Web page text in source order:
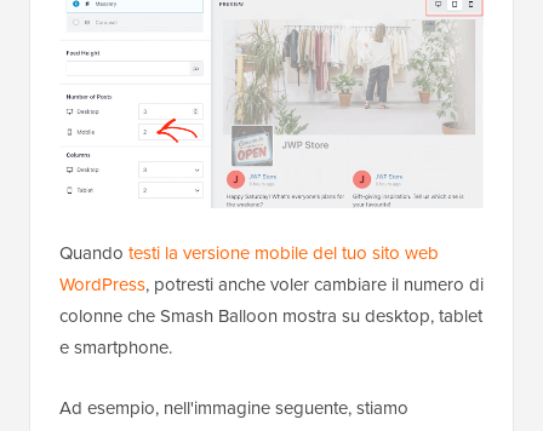
Quando testi la versione mobile del tuo sito web
WordPress, potresti anche voler cambiare il numero di
colonne che Smash Balloon mostra su desktop, tablet
e smartphone.
Ad esempio, nell'immagine seguente, stiamo